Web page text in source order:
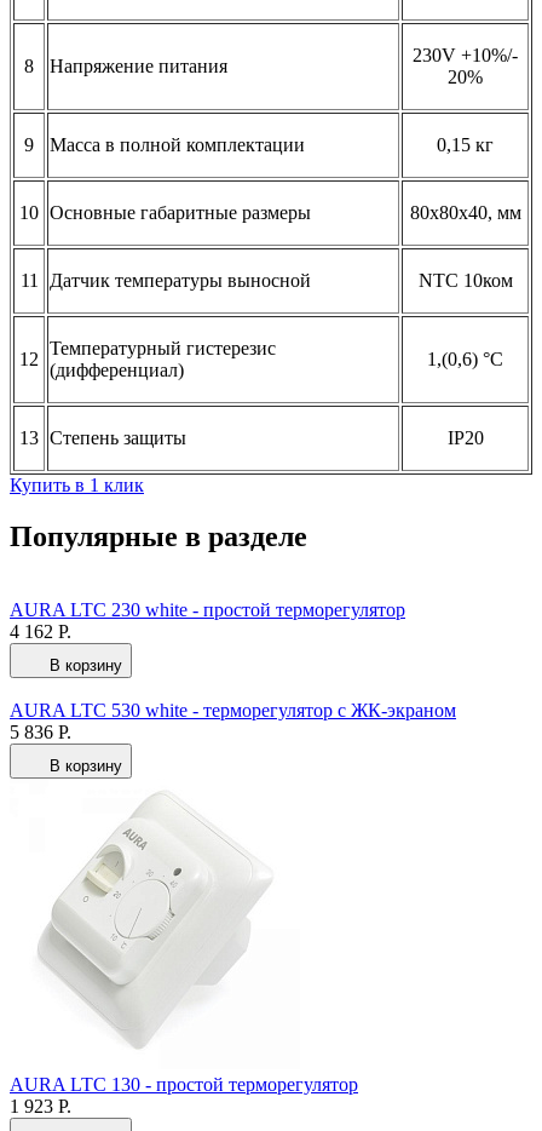
8 Напряжение питания
230V +10%/-
20%
9 Масса в полной комплектации 0,15 кг
10 Основные габаритные размеры 80х80х40, мм
11 Датчик температуры выносной NTC 10ком
12
Температурный гистерезис
(дифференциал)
1,(0,6) °C
13 Степень защиты IP20
Купить в 1 клик
Популярные в разделе
AURA LTC 230 white - простой терморегулятор
4 162 Р.
В корзину
AURA LTC 530 white - терморегулятор с ЖК-экраном
5 836 Р.
В корзину
AURA LTC 130 - простой терморегулятор
1 923 Р.